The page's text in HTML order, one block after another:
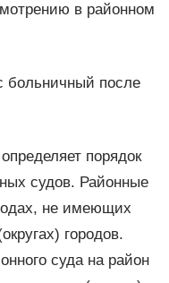
в районном
больничный после
порядок
судов. Районные
не имеющих
городов.
суда на район